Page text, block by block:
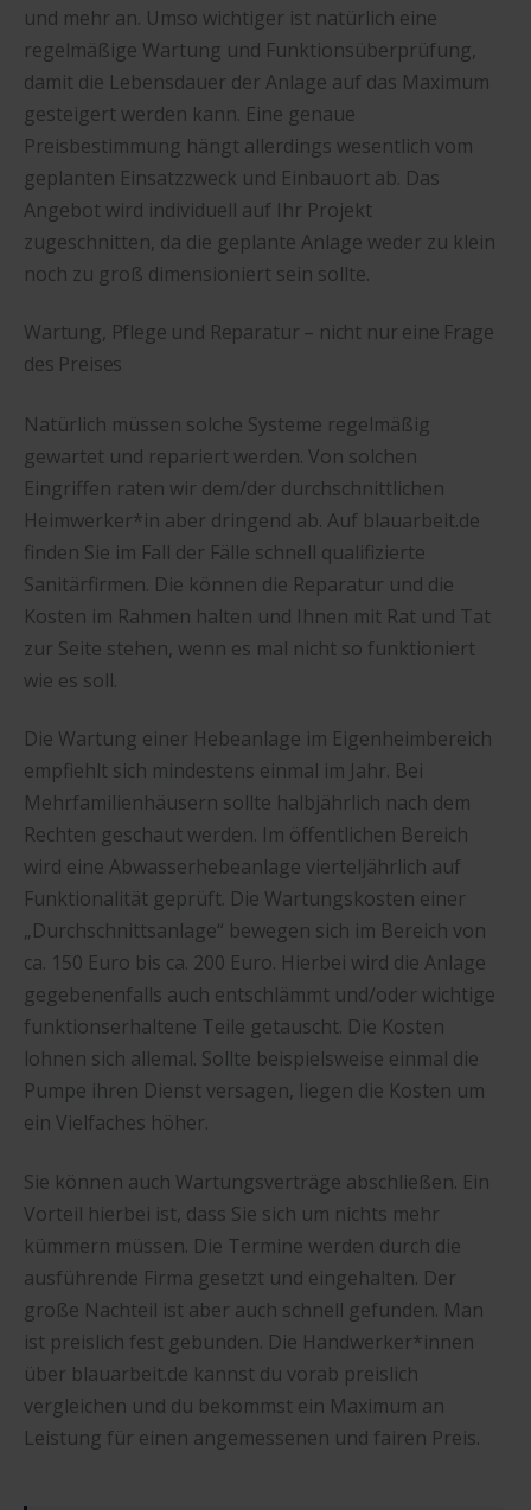
und mehr an. Umso wichtiger ist natürlich eine
regelmäßige Wartung und Funktionsüberprüfung,
damit die Lebensdauer der Anlage auf das Maximum
gesteigert werden kann. Eine genaue
Preisbestimmung hängt allerdings wesentlich vom
geplanten Einsatzzweck und Einbauort ab. Das
Angebot wird individuell auf Ihr Projekt
zugeschnitten, da die geplante Anlage weder zu klein
noch zu groß dimensioniert sein sollte.
Wartung, Pflege und Reparatur – nicht nur eine Frage
des Preises
Natürlich müssen solche Systeme regelmäßig
gewartet und repariert werden. Von solchen
Eingriffen raten wir dem/der durchschnittlichen
Heimwerker*in aber dringend ab. Auf blauarbeit.de
finden Sie im Fall der Fälle schnell qualifizierte
Sanitärfirmen. Die können die Reparatur und die
Kosten im Rahmen halten und Ihnen mit Rat und Tat
zur Seite stehen, wenn es mal nicht so funktioniert
wie es soll.
Die Wartung einer Hebeanlage im Eigenheimbereich
empfiehlt sich mindestens einmal im Jahr. Bei
Mehrfamilienhäusern sollte halbjährlich nach dem
Rechten geschaut werden. Im öffentlichen Bereich
wird eine Abwasserhebeanlage vierteljährlich auf
Funktionalität geprüft. Die Wartungskosten einer
„Durchschnittsanlage“ bewegen sich im Bereich von
ca. 150 Euro bis ca. 200 Euro. Hierbei wird die Anlage
gegebenenfalls auch entschlämmt und/oder wichtige
funktionserhaltene Teile getauscht. Die Kosten
lohnen sich allemal. Sollte beispielsweise einmal die
Pumpe ihren Dienst versagen, liegen die Kosten um
ein Vielfaches höher.
Sie können auch Wartungsverträge abschließen. Ein
Vorteil hierbei ist, dass Sie sich um nichts mehr
kümmern müssen. Die Termine werden durch die
ausführende Firma gesetzt und eingehalten. Der
große Nachteil ist aber auch schnell gefunden. Man
ist preislich fest gebunden. Die Handwerker*innen
über blauarbeit.de kannst du vorab preislich
vergleichen und du bekommst ein Maximum an
Leistung für einen angemessenen und fairen Preis.